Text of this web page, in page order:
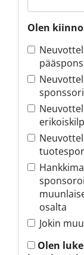
Olen
osalta
Jokin
Olen